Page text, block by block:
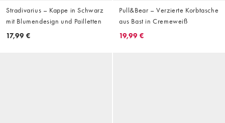
Stradivarius – Kappe in Schwarz
mit Blumendesign und Pailletten
17,99 €
Pull&Bear – Verzierte Korbtasche
aus Bast in Cremeweiß
19,99 €